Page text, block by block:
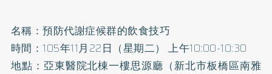
名稱：預防代謝症候群的飲食技巧
時間：105年11月22日（星期二） 上午10:00-10:30
地點：亞東醫院北棟一樓思源廳（新北市板橋區南雅